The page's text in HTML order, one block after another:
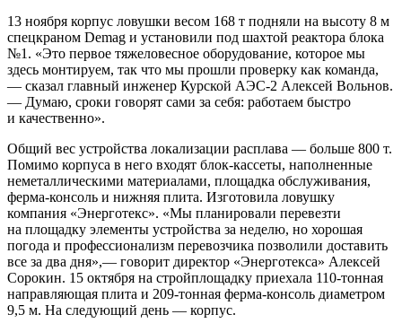
13 ноября корпус ловушки весом 168 т подняли на высоту 8 м
спецкраном Demag и установили под шахтой реактора блока
№1. «Это первое тяжеловесное оборудование, которое мы
здесь монтируем, так что мы прошли проверку как команда,
— сказал главный инженер Курской АЭС-2 Алексей Вольнов.
— Думаю, сроки говорят сами за себя: работаем быстро
и качественно».
Общий вес устройства локализации расплава — больше 800 т.
Помимо корпуса в него входят блок-кассеты, наполненные
неметаллическими материалами, площадка обслуживания,
ферма-консоль и нижняя плита. Изготовила ловушку
компания «Энерготекс». «Мы планировали перевезти
на площадку элементы устройства за неделю, но хорошая
погода и профессионализм перевозчика позволили доставить
все за два дня»,— говорит директор «Энерготекса» Алексей
Сорокин. 15 октября на стройплощадку приехала 110-тонная
направляющая плита и 209-тонная ферма-консоль диаметром
9,5 м. На следующий день — корпус.